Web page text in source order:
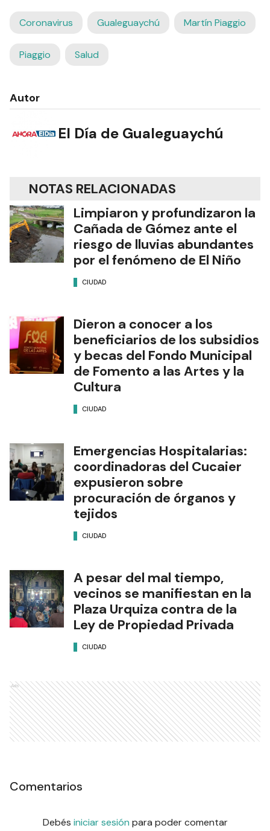
Coronavirus Gualeguaychú Martín Piaggio
Piaggio Salud
Autor
El Día de Gualeguaychú
NOTAS RELACIONADAS
Limpiaron y profundizaron la
Cañada de Gómez ante el
riesgo de lluvias abundantes
por el fenómeno de El Niño
CIUDAD
Dieron a conocer a los
beneficiarios de los subsidios
y becas del Fondo Municipal
de Fomento a las Artes y la
Cultura
CIUDAD
Emergencias Hospitalarias:
coordinadoras del Cucaier
expusieron sobre
procuración de órganos y
tejidos
CIUDAD
A pesar del mal tiempo,
vecinos se manifiestan en la
Plaza Urquiza contra de la
Ley de Propiedad Privada
CIUDAD
Ads
Comentarios
Debés iniciar sesión para poder comentar